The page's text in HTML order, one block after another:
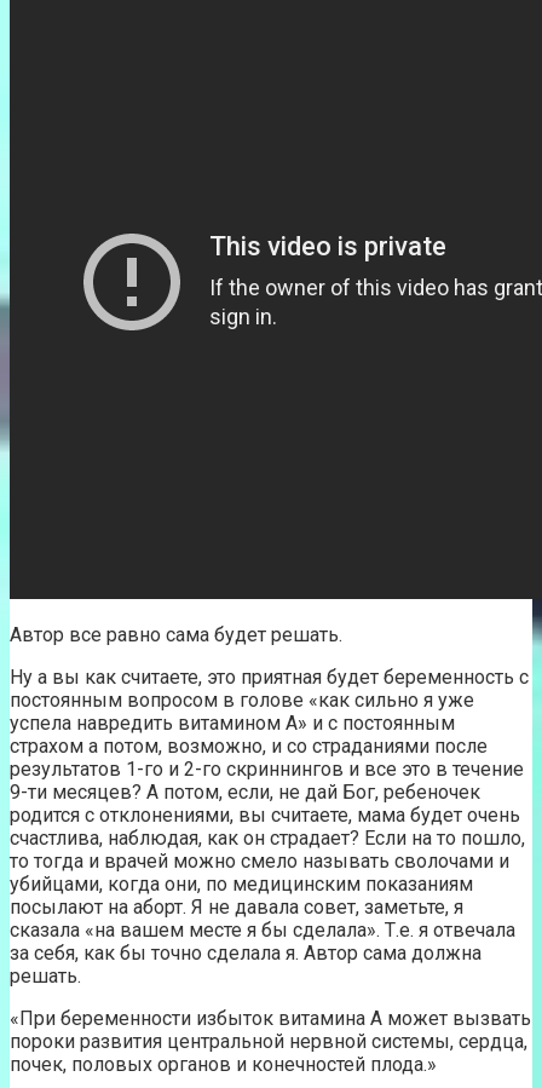
Автор все равно сама будет решать.
Ну а вы как считаете, это приятная будет беременность с
постоянным вопросом в голове «как сильно я уже
успела навредить витамином А» и с постоянным
страхом а потом, возможно, и со страданиями после
результатов 1-го и 2-го скриннингов и все это в течение
9-ти месяцев? А потом, если, не дай Бог, ребеночек
родится с отклонениями, вы считаете, мама будет очень
счастлива, наблюдая, как он страдает? Если на то пошло,
то тогда и врачей можно смело называть сволочами и
убийцами, когда они, по медицинским показаниям
посылают на аборт. Я не давала совет, заметьте, я
сказала «на вашем месте я бы сделала». Т.е. я отвечала
за себя, как бы точно сделала я. Автор сама должна
решать.
«При беременности избыток витамина А может вызвать
пороки развития центральной нервной системы, сердца,
почек, половых органов и конечностей плода.»